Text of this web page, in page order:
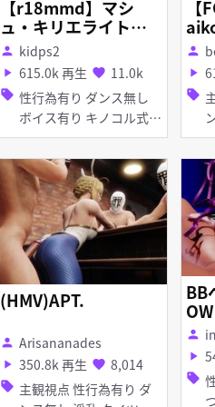
【r18mmd】マシ
ュ・キリエライトの
罪袋ダイエット
person kidps2
play_arrow 615.0k 再生 favorite 11.0k
sell 性行為有り ダンス無し
ボイス有り キノコル式モ
デル 撮影・ハメ撮り 淫
乱 巨乳 痴女・ビッチ
person
play_arrow
sell 主
ン
堕ち
姦 淫乱 爆
拘
イ
吹き
(HMV)APT.
person Arisananades
play_arrow 350.8k 再生 favorite 8,014
sell 主観視点 性行為有り ダ
BB
OW
person
play_arrow
sell 性